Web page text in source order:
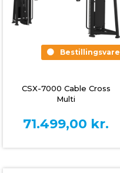
Bestillingsvare
CSX-7000 Cable Cross
Multi
71.499,00 kr.